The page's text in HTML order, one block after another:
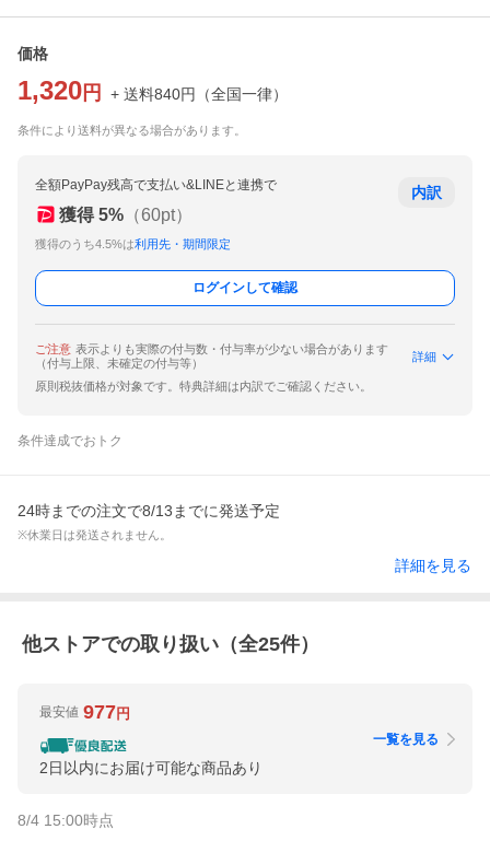
価格
1,320 円 + 送料840円 （全国一律）
条件により送料が異なる場合があります。
全額PayPay残高で支払い&LINEと連携で
獲得 5% （60pt）
獲得のうち4.5%は利用先・期間限定
内訳
ログインして確認
ご注意 表示よりも実際の付与数・付与率が少ない場合があります
（付与上限、未確定の付与等）
詳細
原則税抜価格が対象です。特典詳細は内訳でご確認ください。
条件達成でおトク
24時までの注文で8/13までに発送予定
※休業日は発送されません。
詳細を見る
他ストアでの取り扱い（全25件）
最安値 977円
2日以内にお届け可能な商品あり
一覧を見る
8/4 15:00時点